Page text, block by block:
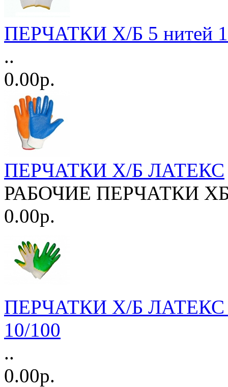
ПЕРЧАТКИ Х/Б 5 нитей
..
0.00р.
ПЕРЧАТКИ Х/Б ЛАТЕКС
РАБОЧИЕ ПЕРЧАТКИ ХБ
0.00р.
ПЕРЧАТКИ Х/Б
10/100
..
0.00р.